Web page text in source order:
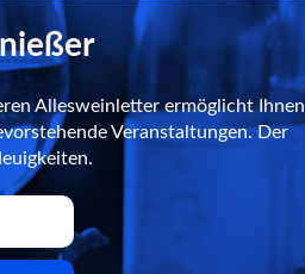
Allesweinletter ermöglicht Ihnen
Veranstaltungen. Der